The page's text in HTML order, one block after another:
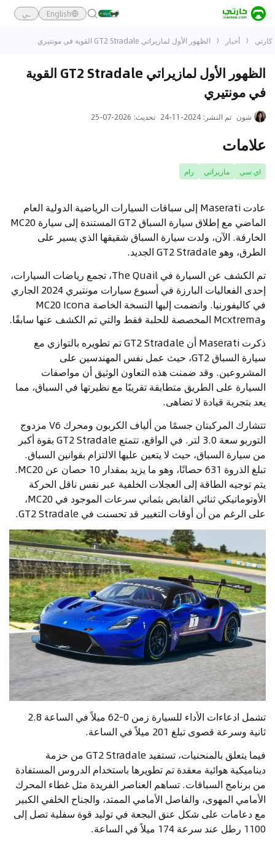
English ـي
كارتي أخبار الظهور الأول لمازيراتي GT2 Stradale القوية في مونتيري
الظهور الأول لمازيراتي GT2 Stradale القوية
في مونتيري
شون تم النشر :
2024-11-24 تحديث:
2026-07-25
علامات
اي سي مازيراتي رام
عادت Maserati إلى سباقات السيارات الرياضية الدولية العام
الماضي مع إطلاق سيارة السباق GT2 المستندة إلى سيارة MC20
الخارقة. الآن، ولدت سيارة السباق شقيقها الذي يسير على
الطرق، وهو GT2 Stradale الجديد.
تم الكشف عن السيارة في The Quail، تجمع رياضات السيارات،
إحدى الفعاليات البارزة في أسبوع سيارات مونتيري 2024 الجاري
في كاليفورنيا. وانضمت إليها النسخة الخاصة MC20 Icona
وMcxtrema المخصصة للحلبة فقط والتي تم الكشف عنها سابقًا.
ذكرت Maserati أن GT2 Stradale تم تطويره بالتوازي مع
سيارة السباق GT2، حيث عمل نفس المهندسين على
المشروعين. وقد ضمنت هذه التعاون الوثيق أن مواصفات
السيارة على الطريق متطابقة تقريبًا مع نظيرتها في السباق، مما
يعد بتجربة قيادة لا تضاهى.
تتشارك المركبتان جسمًا من ألياف الكربون ومحرك V6 مزدوج
التوربو سعة 3.0 لتر. في الواقع، تتمتع GT2 Stradale بقوة أكبر
من سيارة السباق، حيث لا يتعين عليها الالتزام بقوانين السباق.
تبلغ الذروة 631 حصانًا، وهو ما يزيد بمقدار 10 حصان عن MC20.
يتم توجيه الطاقة إلى العجلات الخلفية عبر نفس ناقل الحركة
الأوتوماتيكي ثنائي القابض بثماني سرعات الموجود في MC20،
على الرغم من أن أوقات التغيير قد تحسنت في GT2 Stradale.
تشمل ادعاءات الأداء للسيارة زمن 0-62 ميلاً في الساعة 2.8
ثانية وسرعة قصوى تبلغ 201 ميلاً في الساعة.
فيما يتعلق بالمنحنيات، تستفيد GT2 Stradale من حزمة
ديناميكية هوائية معقدة تم تطويرها باستخدام الدروس المستفادة
من برنامج السباقات. تساهم العناصر الفريدة مثل غطاء المحرك
الأمامي المهوى، والفاصل الأمامي الممتد، والجناح الخلفي الكبير
مع دعامات على شكل عنق البجعة في توليد قوة سفلية تصل إلى
1100 رطل عند سرعة 174 ميلاً في الساعة.